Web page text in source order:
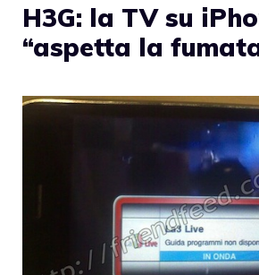
H3G: la TV su
“aspetta la